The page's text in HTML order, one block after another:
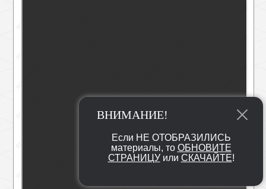
ВНИМАНИЕ!
Если НЕ ОТОБРАЗИЛИСЬ
материалы, то ОБНОВИТЕ
СТРАНИЦУ или СКАЧАЙТЕ!